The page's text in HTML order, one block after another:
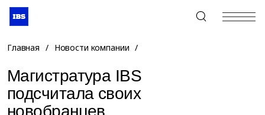
+7 (495) 967-80-80
Главная / Новости компании /
Магистратура IBS
подсчитала своих
новобранцев